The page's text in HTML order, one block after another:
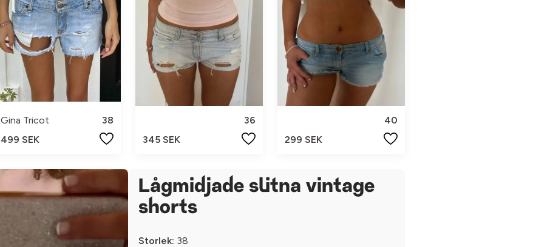
Gina Tricot
38
499 SEK
36
345 SEK
40
299 SEK
Lågmidjade slitna vintage
shorts
Storlek: 38